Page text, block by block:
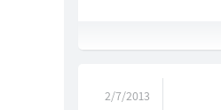
2/7/2013